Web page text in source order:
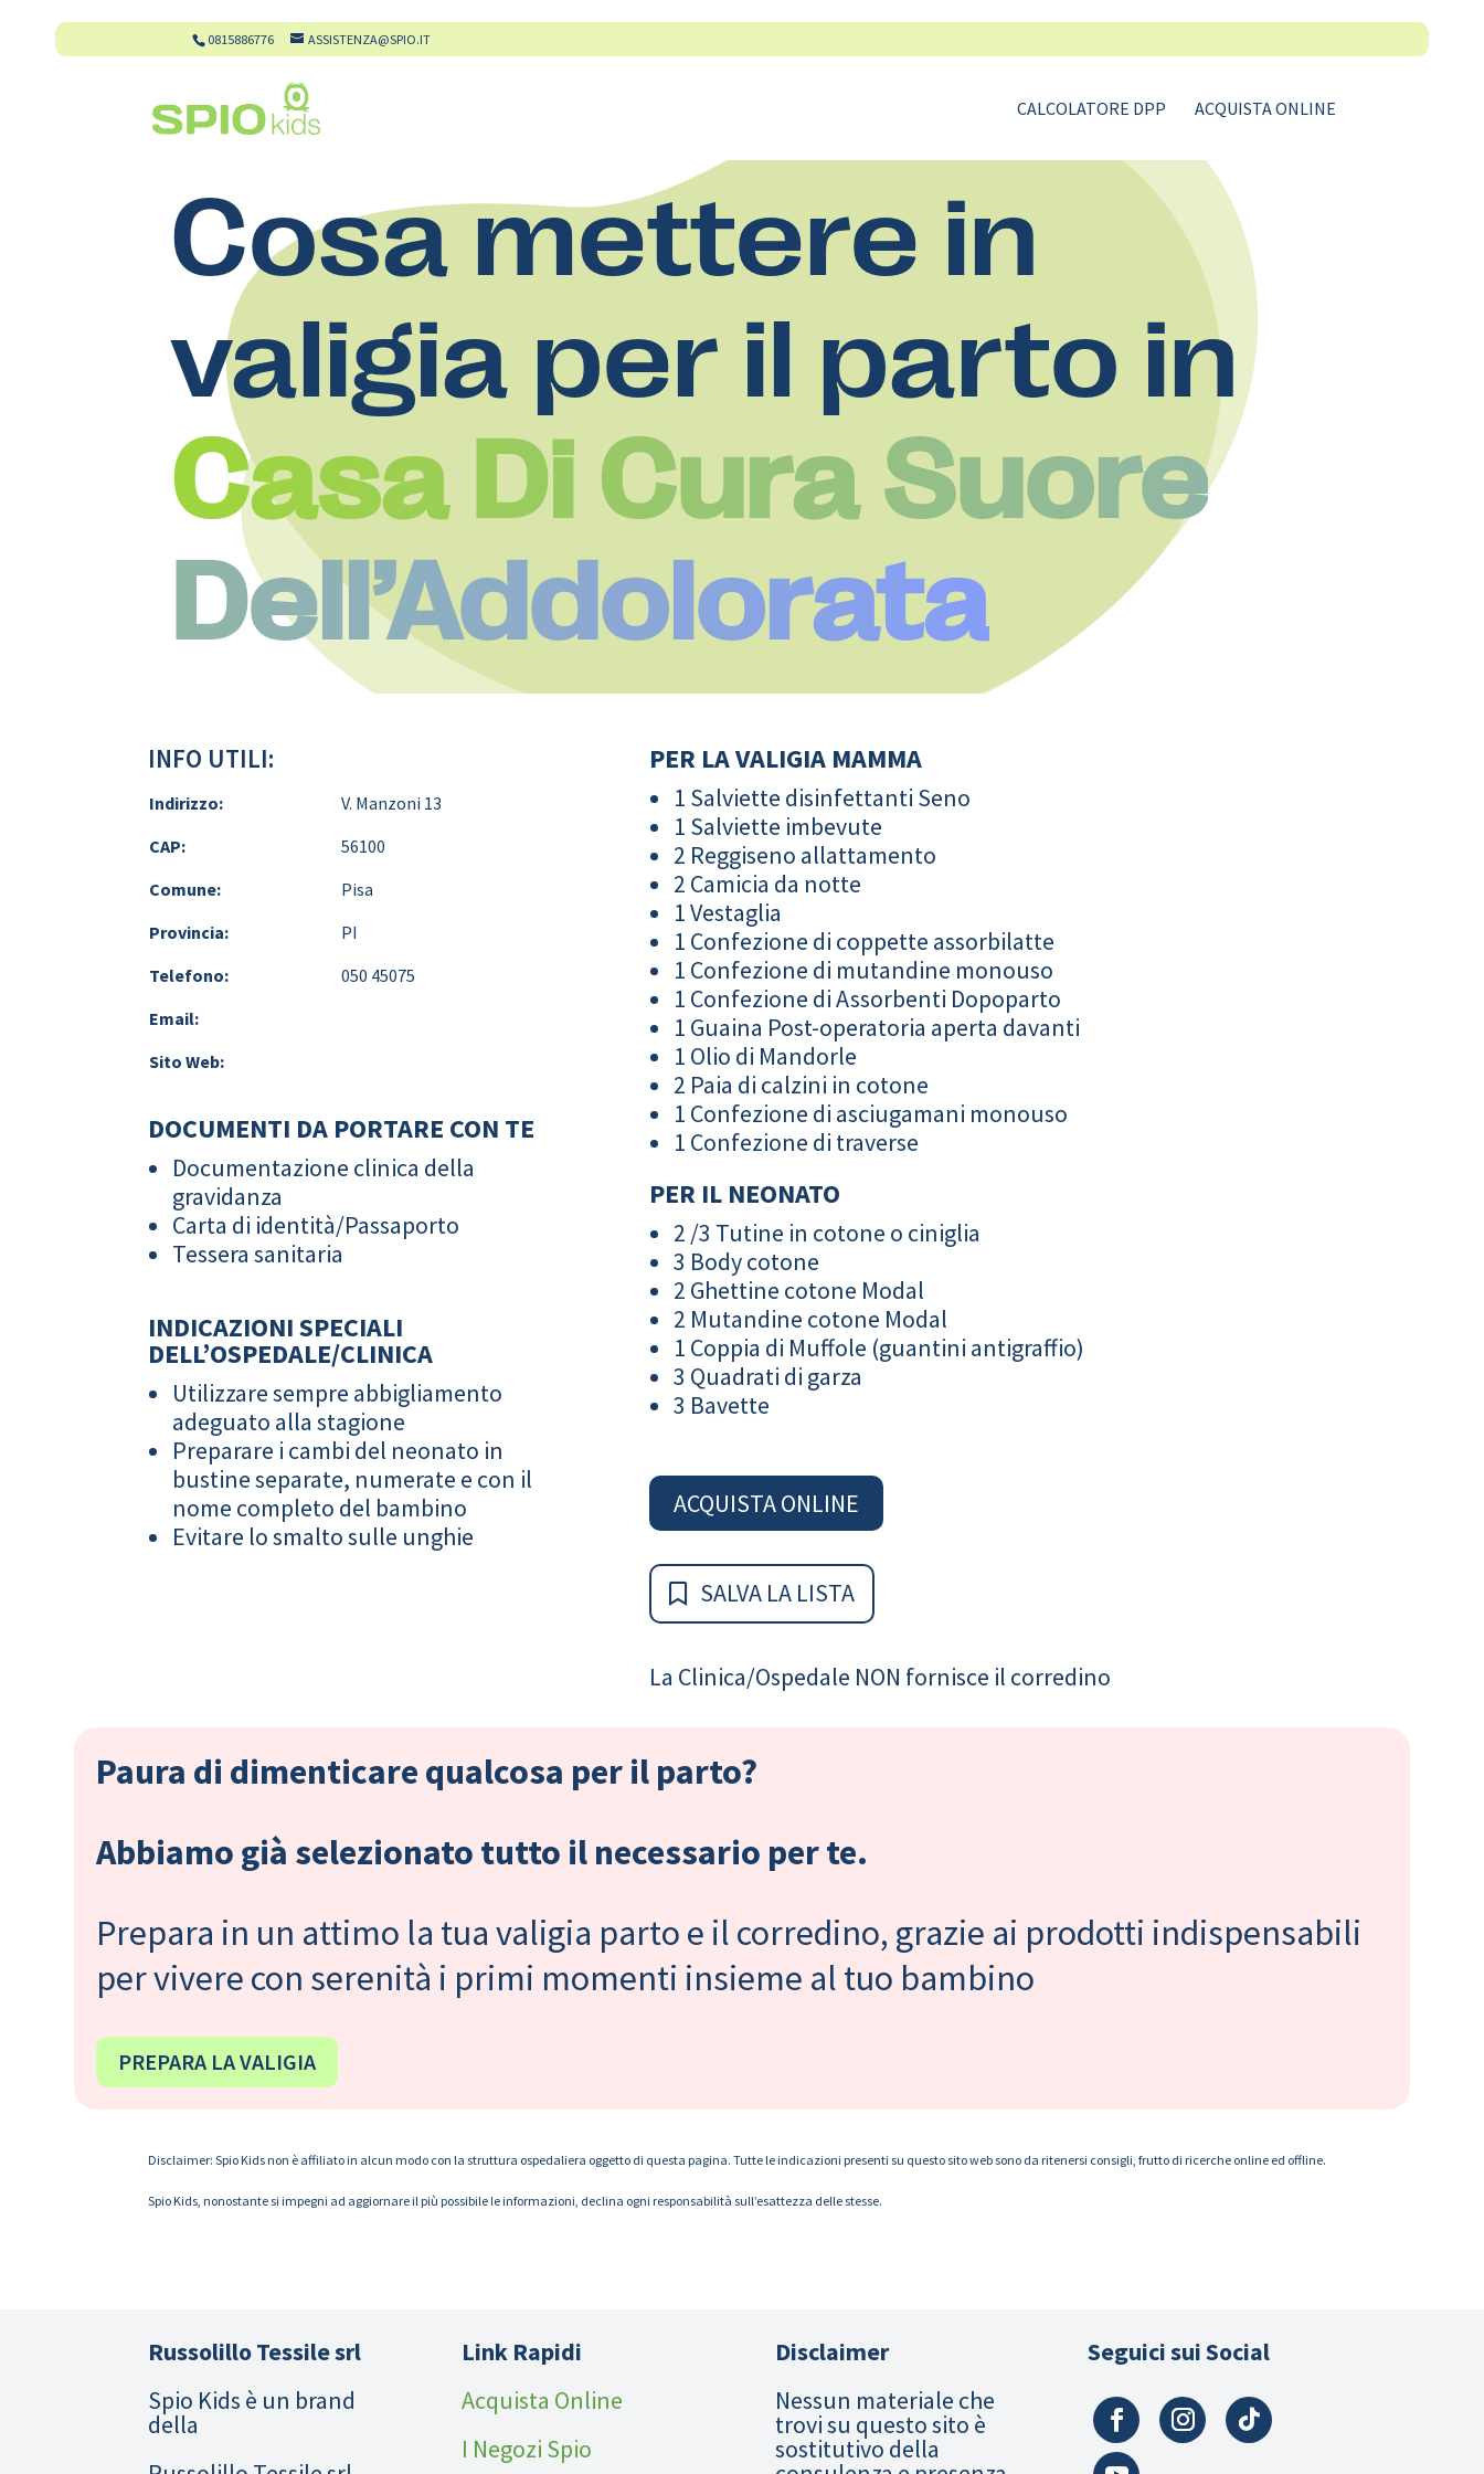
0815886776 ASSISTENZA@SPIO.IT
CALCOLATORE DPP ACQUISTA ONLINE
Cosa mettere in
valigia per il parto in
Casa Di Cura Suore
Dell’Addolorata
INFO UTILI:
Indirizzo:
V. Manzoni 13
CAP:
56100
Comune:
Pisa
Provincia:
PI
Telefono:
050 45075
Email:
Sito Web:
DOCUMENTI DA PORTARE CON TE
Documentazione clinica della
gravidanza
Carta di identità/Passaporto
Tessera sanitaria
INDICAZIONI SPECIALI
DELL’OSPEDALE/CLINICA
Utilizzare sempre abbigliamento
adeguato alla stagione
Preparare i cambi del neonato in
bustine separate, numerate e con il
nome completo del bambino
Evitare lo smalto sulle unghie
PER LA VALIGIA MAMMA
1 Salviette disinfettanti Seno
1 Salviette imbevute
2 Reggiseno allattamento
2 Camicia da notte
1 Vestaglia
1 Confezione di coppette assorbilatte
1 Confezione di mutandine monouso
1 Confezione di Assorbenti Dopoparto
1 Guaina Post-operatoria aperta davanti
1 Olio di Mandorle
2 Paia di calzini in cotone
1 Confezione di asciugamani monouso
1 Confezione di traverse
PER IL NEONATO
2 /3 Tutine in cotone o ciniglia
3 Body cotone
2 Ghettine cotone Modal
2 Mutandine cotone Modal
1 Coppia di Muffole (guantini antigraffio)
3 Quadrati di garza
3 Bavette
ACQUISTA ONLINE
SALVA LA LISTA
La Clinica/Ospedale NON fornisce il corredino
Paura di dimenticare qualcosa per il parto?
Abbiamo già selezionato tutto il necessario per te.
Prepara in un attimo la tua valigia parto e il corredino, grazie ai prodotti indispensabili
per vivere con serenità i primi momenti insieme al tuo bambino
PREPARA LA VALIGIA
Disclaimer: Spio Kids non è affiliato in alcun modo con la struttura ospedaliera oggetto di questa pagina. Tutte le indicazioni presenti su questo sito web sono da ritenersi consigli, frutto di ricerche online ed offline.
Spio Kids, nonostante si impegni ad aggiornare il più possibile le informazioni, declina ogni responsabilità sull’esattezza delle stesse.
Russolillo Tessile srl
Spio Kids è un brand
della
Link Rapidi
Acquista Online
I Negozi Spio
Disclaimer
Nessun materiale che
trovi su questo sito è
sostitutivo della
Seguici sui Social